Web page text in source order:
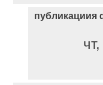
публикациия